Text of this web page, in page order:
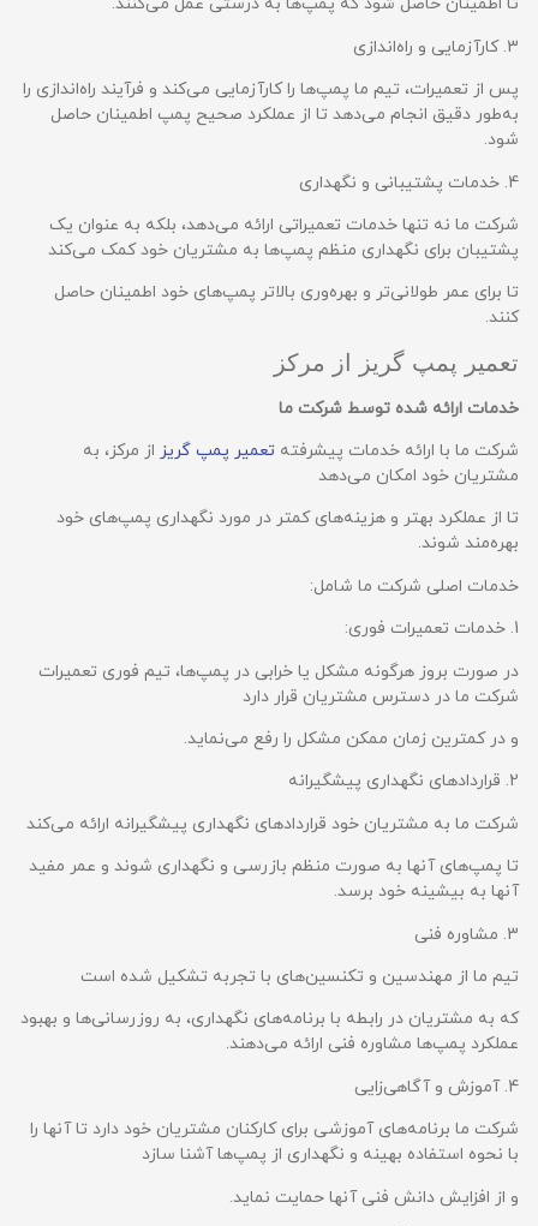
تا اطمینان حاصل شود که پمپ‌ها به درستی عمل می‌کنند.
3. کارآزمایی و راه‌اندازی
پس از تعمیرات، تیم ما پمپ‌ها را کارآزمایی می‌کند و فرآیند راه‌اندازی را
به‌طور دقیق انجام می‌دهد تا از عملکرد صحیح پمپ اطمینان حاصل
شود.
4. خدمات پشتیبانی و نگهداری
شرکت ما نه تنها خدمات تعمیراتی ارائه می‌دهد، بلکه به عنوان یک
پشتیبان برای نگهداری منظم پمپ‌ها به مشتریان خود کمک می‌کند
تا برای عمر طولانی‌تر و بهره‌وری بالاتر پمپ‌های خود اطمینان حاصل
کنند.
تعمیر پمپ گریز از مرکز
خدمات ارائه شده توسط شرکت ما
شرکت ما با ارائه خدمات پیشرفته تعمیر پمپ‌ گریز از مرکز، به
مشتریان خود امکان می‌دهد
تا از عملکرد بهتر و هزینه‌های کمتر در مورد نگهداری پمپ‌های خود
بهره‌مند شوند.
خدمات اصلی شرکت ما شامل:
1. خدمات تعمیرات فوری:
در صورت بروز هرگونه مشکل یا خرابی در پمپ‌ها، تیم فوری تعمیرات
شرکت ما در دسترس مشتریان قرار دارد
و در کمترین زمان ممکن مشکل را رفع می‌نماید.
2. قراردادهای نگهداری پیشگیرانه
شرکت ما به مشتریان خود قراردادهای نگهداری پیشگیرانه ارائه می‌کند
تا پمپ‌های آنها به صورت منظم بازرسی و نگهداری شوند و عمر مفید
آنها به بیشینه خود برسد.
3. مشاوره فنی
تیم ما از مهندسین و تکنسین‌های با تجربه تشکیل شده است
که به مشتریان در رابطه با برنامه‌های نگهداری، به روزرسانی‌ها و بهبود
عملکرد پمپ‌ها مشاوره فنی ارائه می‌دهند.
4. آموزش و آگاهی‌زایی
شرکت ما برنامه‌های آموزشی برای کارکنان مشتریان خود دارد تا آنها را
با نحوه استفاده بهینه و نگهداری از پمپ‌ها آشنا سازد
و از افزایش دانش فنی آنها حمایت نماید.